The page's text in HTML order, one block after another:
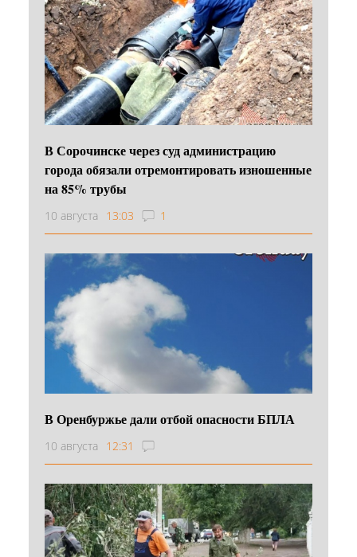
В Сорочинске через суд администрацию
города обязали отремонтировать изношенные
на 85% трубы
10 августа 13:03 1
В Оренбуржье дали отбой опасности БПЛА
10 августа 12:31